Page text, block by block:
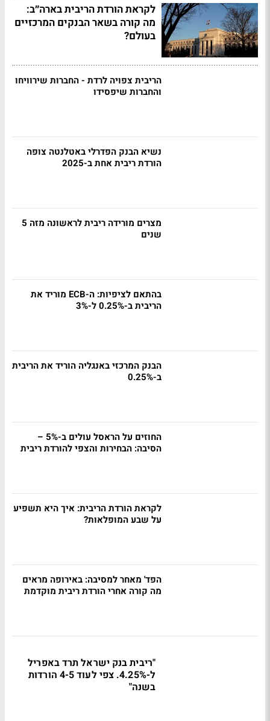
לקראת הורדת הריבית בארה״ב:
מה קורה בשאר הבנקים המרכזיים
בעולם?
הריבית צפויה לרדת - החברות שירוויחו
והחברות שיפסידו
נשיא הבנק הפדרלי באטלנטה צופה
הורדת ריבית אחת ב-2025
מצרים מורידה ריבית לראשונה מזה 5
שנים
בהתאם לציפיות: ה-ECB מוריד את
הריבית ב-0.25% ל-3%
הבנק המרכזי באנגליה הוריד את הריבית
ב-0.25%
החוזים על הראסל עולים ב-5% –
הסיבה: הבחירות והצפי להורדת ריבית
לקראת הורדת הריבית: איך היא תשפיע
על שבע המופלאות?
הפד' מאחר למסיבה: באירופה מראים
מה קורה אחרי הורדת ריבית מוקדמת
"ריבית בנק ישראל תרד באפריל
ל-4.25%. צפי לעוד 4-5 הורדות
בשנה"